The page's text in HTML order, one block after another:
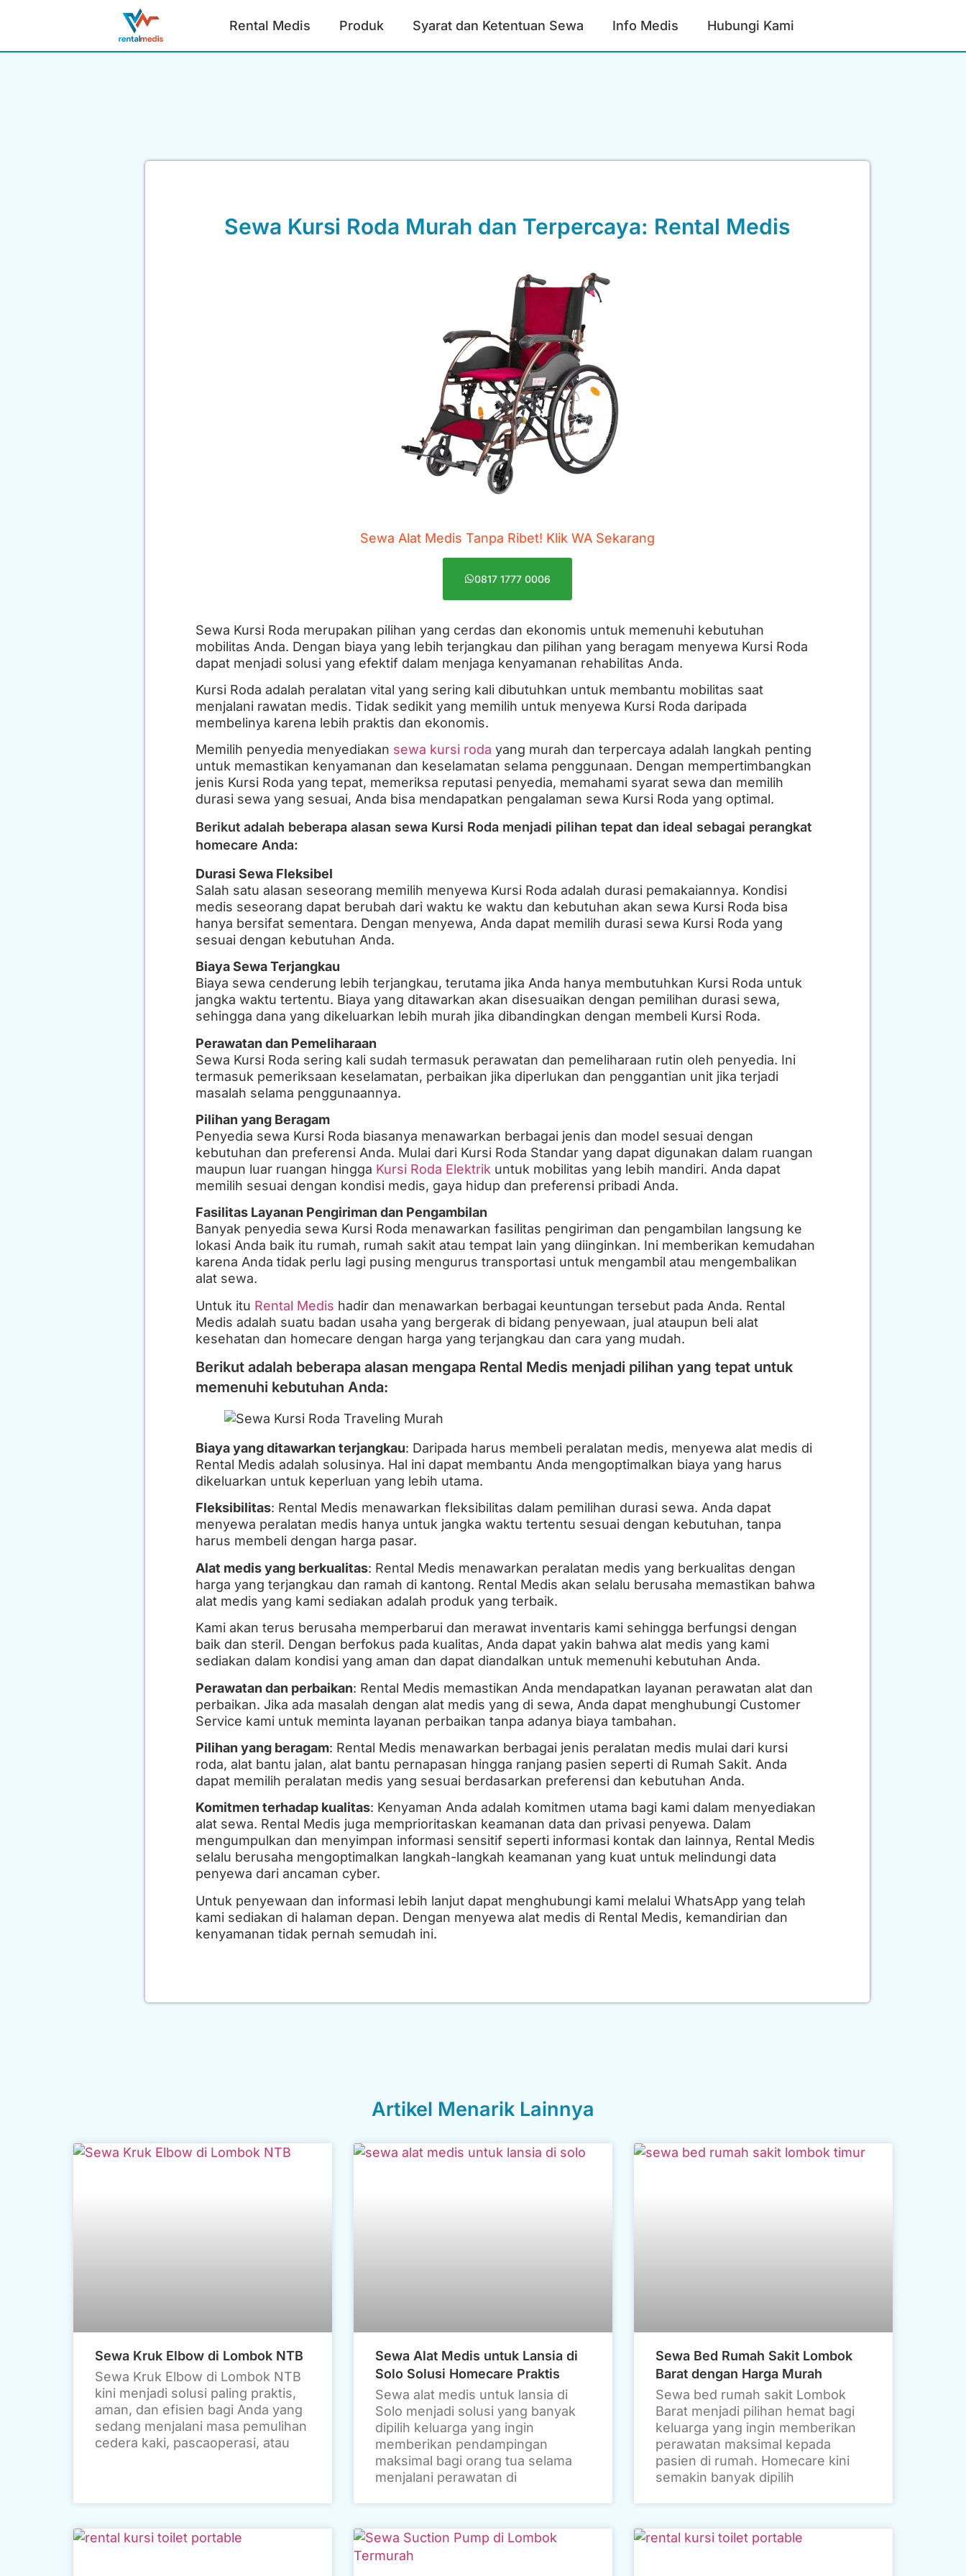
Rental Medis Produk Syarat dan Ketentuan Sewa Info Medis Hubungi Kami
Sewa Kursi Roda Murah dan Terpercaya: Rental Medis
Sewa Alat Medis Tanpa Ribet! Klik WA Sekarang
0817 1777 0006
Sewa Kursi Roda merupakan pilihan yang cerdas dan ekonomis untuk memenuhi kebutuhan
mobilitas Anda. Dengan biaya yang lebih terjangkau dan pilihan yang beragam menyewa Kursi Roda
dapat menjadi solusi yang efektif dalam menjaga kenyamanan rehabilitas Anda.
Kursi Roda adalah peralatan vital yang sering kali dibutuhkan untuk membantu mobilitas saat
menjalani rawatan medis. Tidak sedikit yang memilih untuk menyewa Kursi Roda daripada
membelinya karena lebih praktis dan ekonomis.
Memilih penyedia menyediakan sewa kursi roda yang murah dan terpercaya adalah langkah penting
untuk memastikan kenyamanan dan keselamatan selama penggunaan. Dengan mempertimbangkan
jenis Kursi Roda yang tepat, memeriksa reputasi penyedia, memahami syarat sewa dan memilih
durasi sewa yang sesuai, Anda bisa mendapatkan pengalaman sewa Kursi Roda yang optimal.
Berikut adalah beberapa alasan sewa Kursi Roda menjadi pilihan tepat dan ideal sebagai perangkat
homecare Anda:
Durasi Sewa Fleksibel
Salah satu alasan seseorang memilih menyewa Kursi Roda adalah durasi pemakaiannya. Kondisi
medis seseorang dapat berubah dari waktu ke waktu dan kebutuhan akan sewa Kursi Roda bisa
hanya bersifat sementara. Dengan menyewa, Anda dapat memilih durasi sewa Kursi Roda yang
sesuai dengan kebutuhan Anda.
Biaya Sewa Terjangkau
Biaya sewa cenderung lebih terjangkau, terutama jika Anda hanya membutuhkan Kursi Roda untuk
jangka waktu tertentu. Biaya yang ditawarkan akan disesuaikan dengan pemilihan durasi sewa,
sehingga dana yang dikeluarkan lebih murah jika dibandingkan dengan membeli Kursi Roda.
Perawatan dan Pemeliharaan
Sewa Kursi Roda sering kali sudah termasuk perawatan dan pemeliharaan rutin oleh penyedia. Ini
termasuk pemeriksaan keselamatan, perbaikan jika diperlukan dan penggantian unit jika terjadi
masalah selama penggunaannya.
Pilihan yang Beragam
Penyedia sewa Kursi Roda biasanya menawarkan berbagai jenis dan model sesuai dengan
kebutuhan dan preferensi Anda. Mulai dari Kursi Roda Standar yang dapat digunakan dalam ruangan
maupun luar ruangan hingga Kursi Roda Elektrik untuk mobilitas yang lebih mandiri. Anda dapat
memilih sesuai dengan kondisi medis, gaya hidup dan preferensi pribadi Anda.
Fasilitas Layanan Pengiriman dan Pengambilan
Banyak penyedia sewa Kursi Roda menawarkan fasilitas pengiriman dan pengambilan langsung ke
lokasi Anda baik itu rumah, rumah sakit atau tempat lain yang diinginkan. Ini memberikan kemudahan
karena Anda tidak perlu lagi pusing mengurus transportasi untuk mengambil atau mengembalikan
alat sewa.
Untuk itu Rental Medis hadir dan menawarkan berbagai keuntungan tersebut pada Anda. Rental
Medis adalah suatu badan usaha yang bergerak di bidang penyewaan, jual ataupun beli alat
kesehatan dan homecare dengan harga yang terjangkau dan cara yang mudah.
Berikut adalah beberapa alasan mengapa Rental Medis menjadi pilihan yang tepat untuk
memenuhi kebutuhan Anda:
Biaya yang ditawarkan terjangkau: Daripada harus membeli peralatan medis, menyewa alat medis di
Rental Medis adalah solusinya. Hal ini dapat membantu Anda mengoptimalkan biaya yang harus
dikeluarkan untuk keperluan yang lebih utama.
Fleksibilitas: Rental Medis menawarkan fleksibilitas dalam pemilihan durasi sewa. Anda dapat
menyewa peralatan medis hanya untuk jangka waktu tertentu sesuai dengan kebutuhan, tanpa
harus membeli dengan harga pasar.
Alat medis yang berkualitas: Rental Medis menawarkan peralatan medis yang berkualitas dengan
harga yang terjangkau dan ramah di kantong. Rental Medis akan selalu berusaha memastikan bahwa
alat medis yang kami sediakan adalah produk yang terbaik.
Kami akan terus berusaha memperbarui dan merawat inventaris kami sehingga berfungsi dengan
baik dan steril. Dengan berfokus pada kualitas, Anda dapat yakin bahwa alat medis yang kami
sediakan dalam kondisi yang aman dan dapat diandalkan untuk memenuhi kebutuhan Anda.
Perawatan dan perbaikan: Rental Medis memastikan Anda mendapatkan layanan perawatan alat dan
perbaikan. Jika ada masalah dengan alat medis yang di sewa, Anda dapat menghubungi Customer
Service kami untuk meminta layanan perbaikan tanpa adanya biaya tambahan.
Pilihan yang beragam: Rental Medis menawarkan berbagai jenis peralatan medis mulai dari kursi
roda, alat bantu jalan, alat bantu pernapasan hingga ranjang pasien seperti di Rumah Sakit. Anda
dapat memilih peralatan medis yang sesuai berdasarkan preferensi dan kebutuhan Anda.
Komitmen terhadap kualitas: Kenyaman Anda adalah komitmen utama bagi kami dalam menyediakan
alat sewa. Rental Medis juga memprioritaskan keamanan data dan privasi penyewa. Dalam
mengumpulkan dan menyimpan informasi sensitif seperti informasi kontak dan lainnya, Rental Medis
selalu berusaha mengoptimalkan langkah-langkah keamanan yang kuat untuk melindungi data
penyewa dari ancaman cyber.
Untuk penyewaan dan informasi lebih lanjut dapat menghubungi kami melalui WhatsApp yang telah
kami sediakan di halaman depan. Dengan menyewa alat medis di Rental Medis, kemandirian dan
kenyamanan tidak pernah semudah ini.
Artikel Menarik Lainnya
Sewa Kruk Elbow di Lombok NTB
Sewa Kruk Elbow di Lombok NTB
kini menjadi solusi paling praktis,
aman, dan efisien bagi Anda yang
sedang menjalani masa pemulihan
cedera kaki, pascaoperasi, atau
Sewa Alat Medis untuk Lansia di
Solo Solusi Homecare Praktis
Sewa alat medis untuk lansia di
Solo menjadi solusi yang banyak
dipilih keluarga yang ingin
memberikan pendampingan
maksimal bagi orang tua selama
menjalani perawatan di
Sewa Bed Rumah Sakit Lombok
Barat dengan Harga Murah
Sewa bed rumah sakit Lombok
Barat menjadi pilihan hemat bagi
keluarga yang ingin memberikan
perawatan maksimal kepada
pasien di rumah. Homecare kini
semakin banyak dipilih